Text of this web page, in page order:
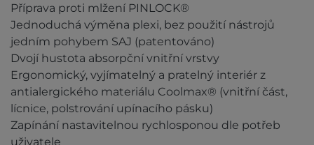
Příprava proti mlžení PINLOCK®
Jednoduchá výměna plexi, bez použití nástrojů
jedním pohybem SAJ (patentováno)
Dvojí hustota absorpční vnitřní vrstvy
Ergonomický, vyjímatelný a pratelný interiér z
antialergického materiálu Coolmax® (vnitřní část,
lícnice, polstrování upínacího pásku)
Zapínání nastavitelnou rychlosponou dle potřeb
uživatele